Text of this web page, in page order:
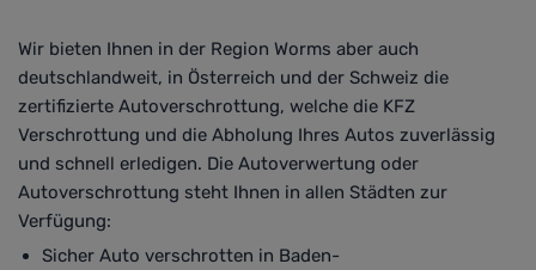
Wir bieten Ihnen in der Region Worms aber auch
deutschlandweit, in Österreich und der Schweiz die
zertifizierte Autoverschrottung, welche die KFZ
Verschrottung und die Abholung Ihres Autos zuverlässig
und schnell erledigen. Die Autoverwertung oder
Autoverschrottung steht Ihnen in allen Städten zur
Verfügung:
Sicher Auto verschrotten in Baden-